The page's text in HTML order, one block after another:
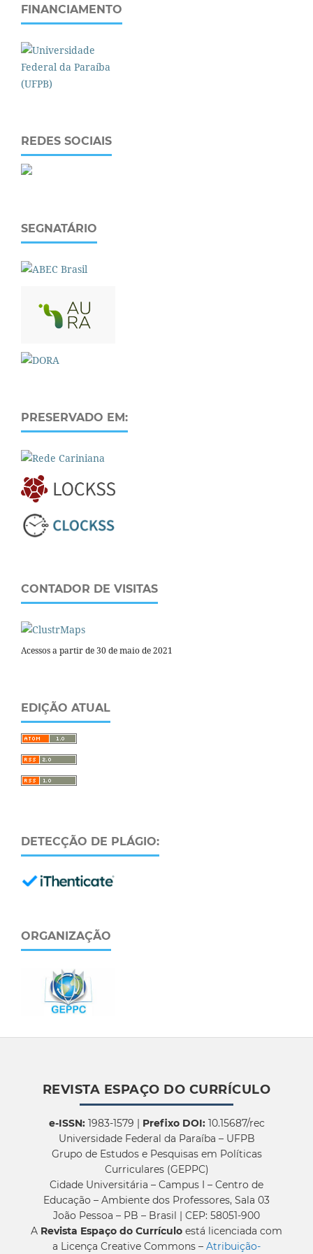
FINANCIAMENTO
REDES SOCIAIS
SEGNATÁRIO
PRESERVADO EM:
CONTADOR DE VISITAS
Acessos a partir de 30 de maio de 2021
EDIÇÃO ATUAL
DETECÇÃO DE PLÁGIO:
ORGANIZAÇÃO
REVISTA ESPAÇO DO CURRÍCULO
e-ISSN:1983-1579 | Prefixo DOI:10.15687/rec
Universidade Federal da Paraíba – UFPB
Grupo de Estudos e Pesquisas em Políticas
Curriculares (GEPPC)
Cidade Universitária – Campus I – Centro de
Educação – Ambiente dos Professores, Sala 03
João Pessoa – PB – Brasil | CEP: 58051-900
A Revista Espaço do Currículo está licenciada com
a Licença Creative Commons – Atribuição-